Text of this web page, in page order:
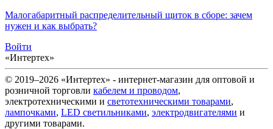
Малогабаритный распределительный щиток в сборе: зачем
нужен и как выбрать?
Войти
«Интертех»
© 2019–2026 «Интертех» - интернет-магазин для оптовой и
розничной торговли кабелем и проводом,
электротехническими и светотехническими товарами,
лампочками, LED светильниками, электродвигателями и
другими товарами.